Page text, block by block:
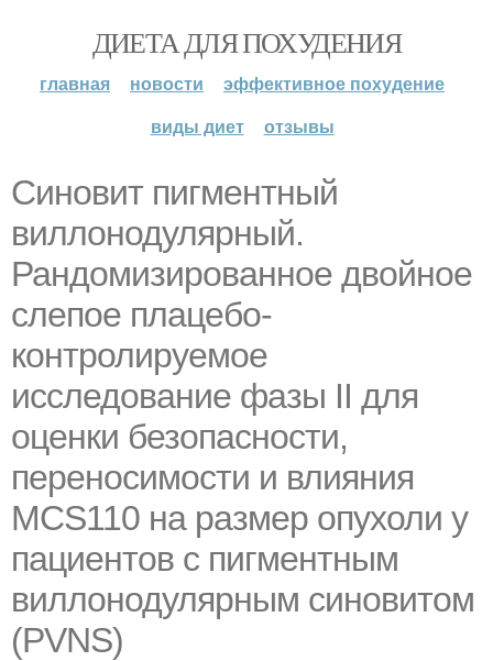
ДИЕТА ДЛЯ ПОХУДЕНИЯ
главная новости
эффективное похудение
виды диет
отзывы
Синовит пигментный
виллонодулярный.
Рандомизированное двойное
слепое плацебо-
контролируемое
исследование фазы II для
оценки безопасности,
переносимости и влияния
MCS110 на размер опухоли у
пациентов с пигментным
виллонодулярным синовитом
(PVNS)